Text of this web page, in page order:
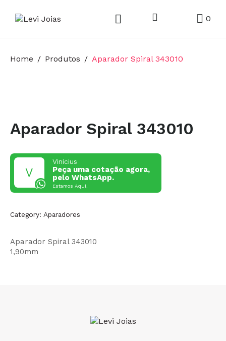
0
Home Produtos Aparador Spiral 343010
Aparador Spiral 343010
Vinicius
Peça uma cotação agora,
pelo WhatsApp.
Estamos Aqui.
Category: Aparadores
Aparador Spiral 343010
1,90mm